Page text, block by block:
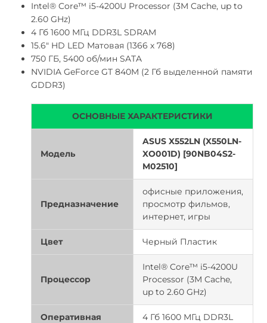
Intel® Core™ i5-4200U Processor (3M Cache, up to
2.60 GHz)
4 Гб 1600 МГц DDR3L SDRAM
15.6" HD LED Матовая (1366 х 768)
750 ГБ, 5400 об/мин SATA
NVIDIA GeForce GT 840M (2 Гб выделенной памяти
GDDR3)
ОСНОВНЫЕ ХАРАКТЕРИСТИКИ
Модель
ASUS X552LN (X550LN-
XO001D) [90NB04S2-
M02510]
Предназначение
офисные приложения,
просмотр фильмов,
интернет, игры
Цвет Черный Пластик
Процессор
Intel® Core™ i5-4200U
Processor (3M Cache,
up to 2.60 GHz)
Оперативная
4 Гб 1600 МГц DDR3L